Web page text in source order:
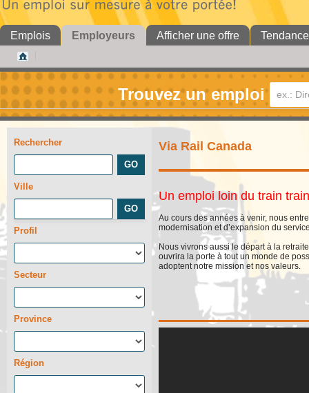
Emplois Employeurs Afficher une offre
Trouvez un emploi
Rechercher
Ville
Profil
Secteur
Province
Région
Via Rail Canada
Un emploi loin du train
Au cours des années à venir, nous
modernisation et d’expansion du
Nous vivrons aussi le départ à la
ouvrira la porte à tout un monde de
adoptent notre mission et nos valeurs.